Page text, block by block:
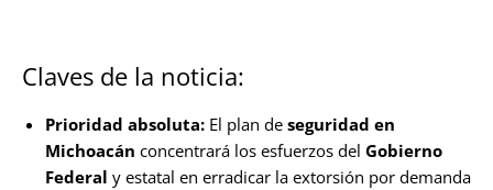
Claves de la noticia:
Prioridad absoluta: El plan de seguridad en
Michoacán concentrará los esfuerzos del Gobierno
Federal y estatal en erradicar la extorsión por demanda